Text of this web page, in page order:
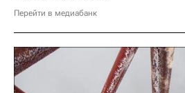
Перейти в медиабанк